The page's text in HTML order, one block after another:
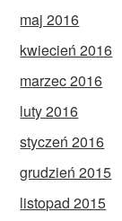
maj 2016
kwiecień 2016
marzec 2016
luty 2016
styczeń 2016
grudzień 2015
listopad 2015